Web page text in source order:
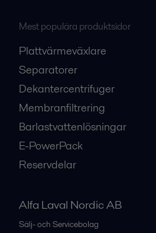
Mest populära produktsidor
Plattvärmeväxlare
Separatorer
Dekantercentrifuger
Membranfiltrering
Barlastvattenlösningar
E-PowerPack
Reservdelar
Alfa Laval Nordic AB
Sälj- och Servicebolag